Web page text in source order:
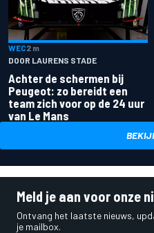
WEC2 m
DOOR LAURENS STADE
Achter de schermen bij
Peugeot: zo bereidt een
team zich voor op de 24 uur
van Le Mans
Meld je aan voor onze
Ontvang het laatste nieuws,
je mailbox.